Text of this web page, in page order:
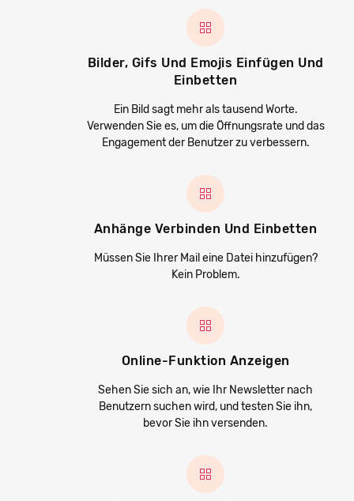
Bilder, Gifs Und Emojis Einfügen Und
Einbetten
Ein Bild sagt mehr als tausend Worte.
Verwenden Sie es, um die Öffnungsrate und das
Engagement der Benutzer zu verbessern.
Anhänge Verbinden Und Einbetten
Müssen Sie Ihrer Mail eine Datei hinzufügen?
Kein Problem.
Online-Funktion Anzeigen
Sehen Sie sich an, wie Ihr Newsletter nach
Benutzern suchen wird, und testen Sie ihn,
bevor Sie ihn versenden.